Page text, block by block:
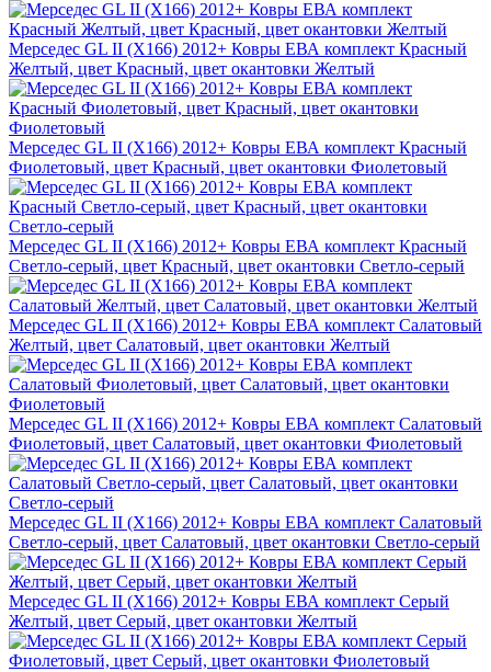
Мерседес GL II (X166) 2012+ Ковры ЕВА комплект Красный
Желтый, цвет Красный, цвет окантовки Желтый
Мерседес GL II (X166) 2012+ Ковры ЕВА комплект Красный
Фиолетовый, цвет Красный, цвет окантовки Фиолетовый
Мерседес GL II (X166) 2012+ Ковры ЕВА комплект Красный
Светло-серый, цвет Красный, цвет окантовки Светло-серый
Мерседес GL II (X166) 2012+ Ковры ЕВА комплект Салатовый
Желтый, цвет Салатовый, цвет окантовки Желтый
Мерседес GL II (X166) 2012+ Ковры ЕВА комплект Салатовый
Фиолетовый, цвет Салатовый, цвет окантовки Фиолетовый
Мерседес GL II (X166) 2012+ Ковры ЕВА комплект Салатовый
Светло-серый, цвет Салатовый, цвет окантовки Светло-серый
Мерседес GL II (X166) 2012+ Ковры ЕВА комплект Серый
Желтый, цвет Серый, цвет окантовки Желтый